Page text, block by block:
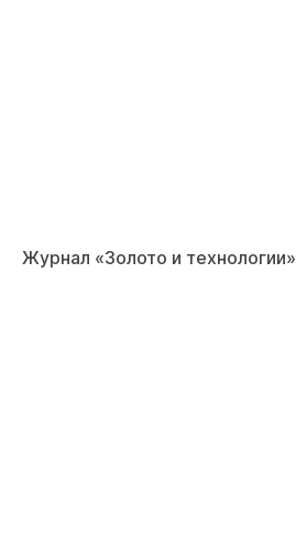
Журнал «Золото и технологии»